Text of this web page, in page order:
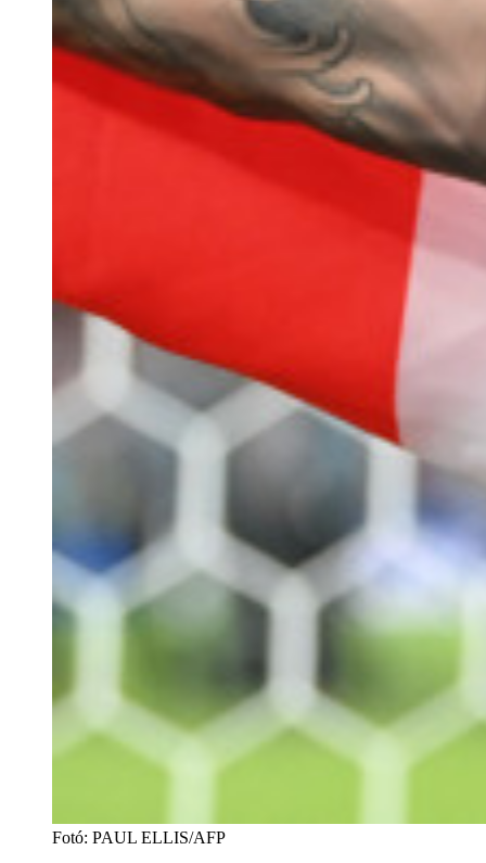
Fotó: PAUL ELLIS/AFP